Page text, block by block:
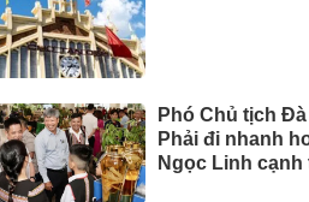
Phó Chủ tịch
Phải đi nhanh
Ngọc Linh